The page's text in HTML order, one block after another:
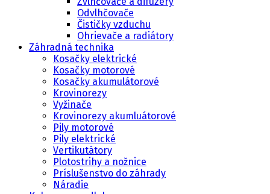
Odvlhčovače
Čističky vzduchu
Ohrievače a radiátory
Záhradná technika
Kosačky elektrické
Kosačky motorové
Kosačky akumulátorové
Krovinorezy
Vyžinače
Krovinorezy akumluátorové
Pily motorové
Pily elektrické
Vertikutátory
Plotostrihy a nožnice
Príslušenstvo do záhrady
Náradie